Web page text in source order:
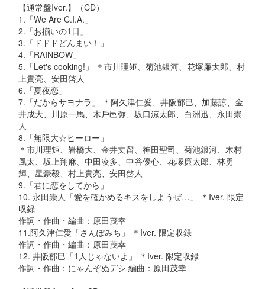
【通常盤Iver.】（CD）
1.「We Are C.I.A.」
2.「お揃いの1⽇」
3.「ドドドどんまい！」
4.「RAINBOW」
5.「Letʼs cooking!」 ＊市川理矩、菊池銀河、花塚廉太郎、村
上貴亮、安⽥啓⼈
6.「夏夜恋」
7.「だからサヨナラ」 ＊阿久津仁愛、井阪郁⺒、加藤諒、⾦
井成⼤、川原⼀⾺、⽊⼾⾢弥、坂⼝涼太郎、⽩洲迅、永⽥崇
⼈
8.「無限⼤☆ヒーロー」
＊市川理矩、岩橋⼤、⾦井丈留、神⽥聖司、菊池銀河、⽊村
⾵太、坂上翔⿇、中⽥凌多、中⾕優⼼、花塚廉太郎、林勇
輝、星豪毅、村上貴亮、安⽥啓⼈
9.「君に恋をしてから」
10. 永⽥崇⼈「愛を確かめるキスをしようぜ…」 ＊Iver. 限定
収録
作詞・作曲・編曲：原⽥茂幸
11.阿久津仁愛「さんぽみち」 ＊Iver. 限定収録
作詞・作曲・編曲：原⽥茂幸
12. 井阪郁⺒「1⼈じゃないよ」 ＊Iver. 限定収録
作詞・作曲：にゃんぞぬデシ 編曲：原⽥茂幸